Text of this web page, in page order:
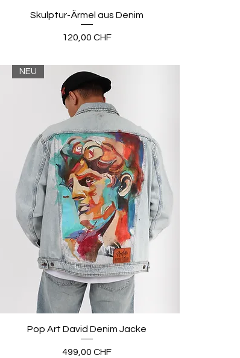
Skulptur-Ärmel aus Denim
Preis
120,00 CHF
NEU
Pop Art David Denim Jacke
Preis
499,00 CHF